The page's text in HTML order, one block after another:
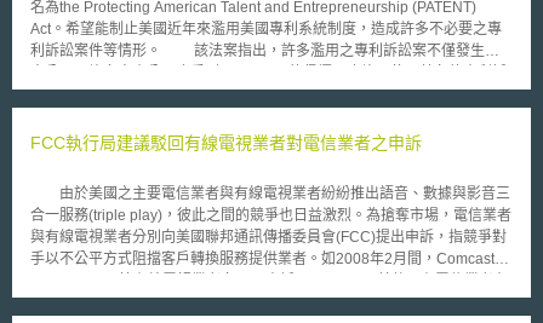
名為the Protecting American Talent and Entrepreneurship (PATENT)
Act。希望能制止美國近年來濫用美國專利系統制度，造成許多不必要之專
利訴訟案件等情形。 該法案指出，許多濫用之專利訴訟案不僅發生在
訟案也會花費被告方非常大筆之金額。法案內容指出，提起專利訴訟方需要
等。另外，勝訴方可以提出敗訴方在訴訟過程中所花費的費用並不客觀上合
理且可理解的法案(common-sense legislation)，並希望能於今年簽訂通過
該法案於國家專利法中，讓美國專利法系統不受到patent troll的氾濫使用。
美國眾議院於2015年5月底又針對PATENT Act法案做出修正，希望在
打擊專利蟑螂時，又不至於過度保護AIA，而造成專利權人泛濫使用AIA保護
而矯枉過正。主要的法案修正內容包括： 1.限制PTAB過度檢視專利有效性
因而相對的判定許多專利無效。此法案要求PTAB的審查標準需與地方法院
FCC執行局建議駁回有線電視業者對電信業者之申訴
由於美國之主要電信業者與有線電視業者紛紛推出語音、數據與影音三
合一服務(triple play)，彼此之間的競爭也日益激烈。為搶奪市場，電信業者
與有線電視業者分別向美國聯邦通訊傳播委員會(FCC)提出申訴，指競爭對
手以不公平方式阻擋客戶轉換服務提供業者。如2008年2月間，Comcast、
消費者申請電信號碼可攜服務過程中，以違反通訊法(the Communications